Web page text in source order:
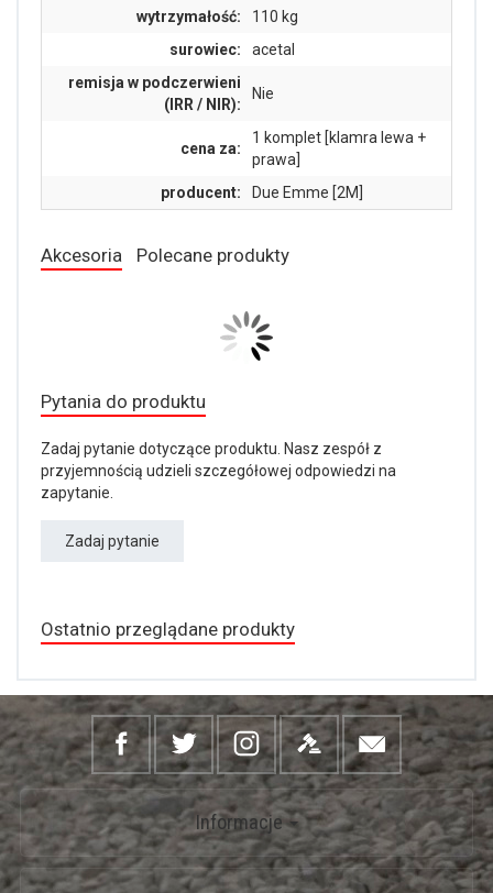
wytrzymałość:
110 kg
surowiec:
acetal
remisja w podczerwieni
(IRR / NIR):
Nie
cena za:
1 komplet [klamra lewa +
prawa]
producent:
Due Emme [2M]
Akcesoria Polecane produkty
Pytania do produktu
Zadaj pytanie dotyczące produktu. Nasz zespół z
przyjemnością udzieli szczegółowej odpowiedzi na
zapytanie.
Zadaj pytanie
Ostatnio przeglądane produkty
Informacje